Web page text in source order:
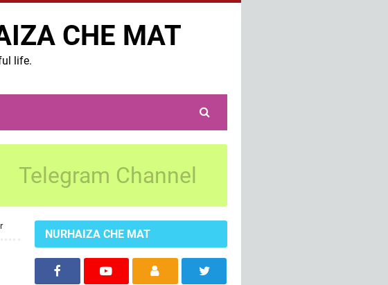
CHE MAT
life.
Telegram Channel
NURHAIZA CHE MAT